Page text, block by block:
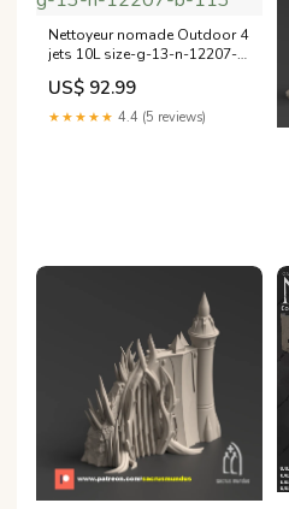
Nettoyeur nomade Outdoor 4
jets 10L size-g-13-n-12207-
b-113
US$ 92.99
★★★★★ 4.4 (5 reviews)